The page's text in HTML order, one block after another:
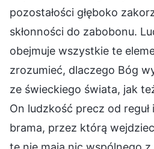
pozostałości głęboko
skłonności do zabobonu.
obejmuje wszystkie te
zrozumieć, dlaczego Bóg
ze świeckiego świata, jak
On ludzkość precz od
brama, przez którą